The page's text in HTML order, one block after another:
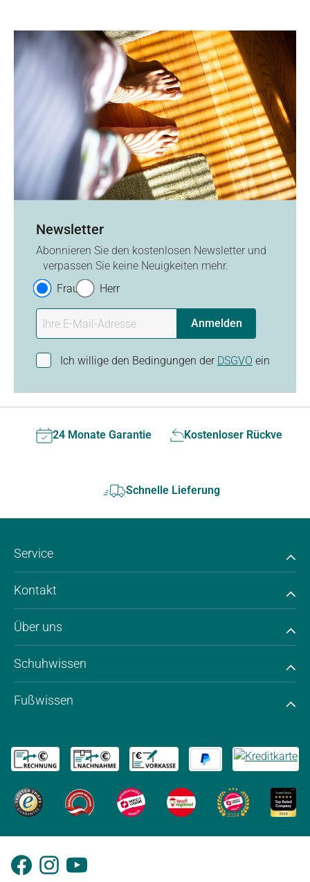
Newsletter
Abonnieren Sie den kostenlosen Newsletter und
verpassen Sie keine Neuigkeiten mehr.
Frau
Herr
Anmelden
Ich willige den Bedingungen der DSGVO ein
24 Monate Garantie Kostenloser Rückversand
Schnelle Lieferung
Service
Kontakt
Über uns
Schuhwissen
Fußwissen